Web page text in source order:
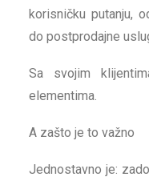
korisničku putanju,
do postprodajne
Sa svojim
elementima.
A zašto je to važno
Jednostavno je: